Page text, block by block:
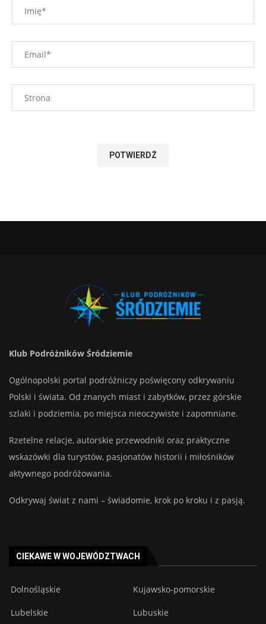
Klub Podróżników Śródziemie
Ogólnopolski portal podróżniczy poświęcony odkrywaniu
Polski i świata. Od znanych miast i zabytków, przez górskie
szlaki i podziemia, po miejsca nieoczywiste i zapomniane.
Rzetelne relacje, autorskie przewodniki oraz praktyczne
wskazówki dla turystów, pasjonatów historii i miłośników
aktywnego podróżowania.
Odkrywaj świat z nami – świadomie, krok po kroku i z pasją.
CIEKAWE W WOJEWÓDZTWACH
Dolnośląskie Kujawsko-pomorskie
Lubelskie Lubuskie